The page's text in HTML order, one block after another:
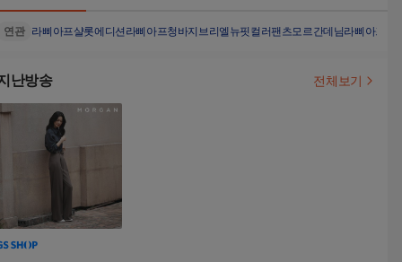
연관 라삐아프샬롯에디션 라삐아프청바지 브리엘뉴핏컬러팬츠모르간데님라삐아프린
난방송 전체보기